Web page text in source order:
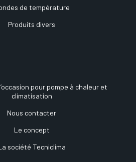
de température
Produits divers
pour pompe à chaleur et
climatisation
Nous contacter
Le concept
société Tecniclima